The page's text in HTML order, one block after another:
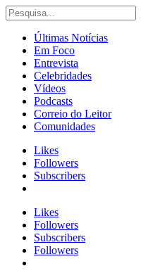
Últimas Notícias
Em Foco
Entrevista
Celebridades
Vídeos
Podcasts
Correio do Leitor
Comunidades
Likes
Followers
Subscribers
Likes
Followers
Subscribers
Followers